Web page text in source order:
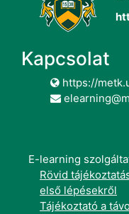
Kapcsolat
https://
E-learning
Rövid
első lépésekről
Tájékoztató a